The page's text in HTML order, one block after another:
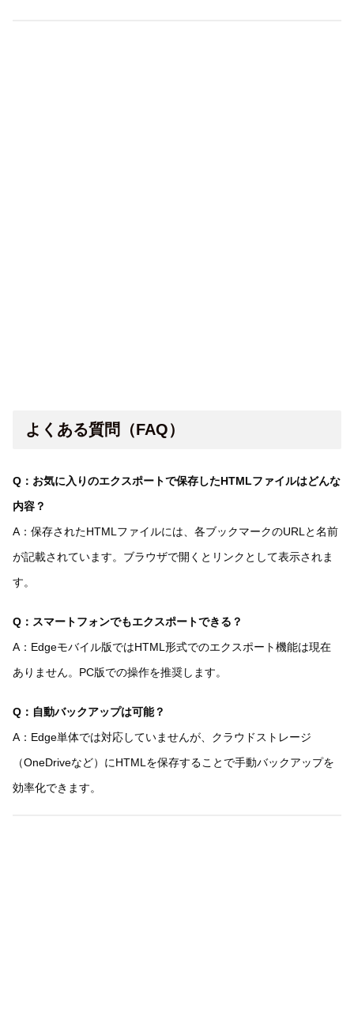
よくある質問（FAQ）
Q：お気に入りのエクスポートで保存したHTMLファイルはどんな
内容？
A：保存されたHTMLファイルには、各ブックマークのURLと名前
が記載されています。ブラウザで開くとリンクとして表示されま
す。
Q：スマートフォンでもエクスポートできる？
A：Edgeモバイル版ではHTML形式でのエクスポート機能は現在
ありません。PC版での操作を推奨します。
Q：自動バックアップは可能？
A：Edge単体では対応していませんが、クラウドストレージ
（OneDriveなど）にHTMLを保存することで手動バックアップを
効率化できます。